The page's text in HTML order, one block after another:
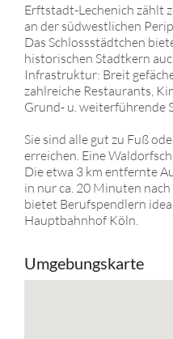
Erftstadt-Lechenich zählt
an der südwestlichen
Das Schlossstädtchen
historischen Stadtkern
Infrastruktur: Breit
zahlreiche Restaurants,
Grund- u. weiterführende
Sie sind alle gut zu Fuß
erreichen. Eine
Die etwa 3 km entfernte
in nur ca. 20 Minuten
bietet Berufspendlern
Hauptbahnhof Köln.
Umgebungskarte